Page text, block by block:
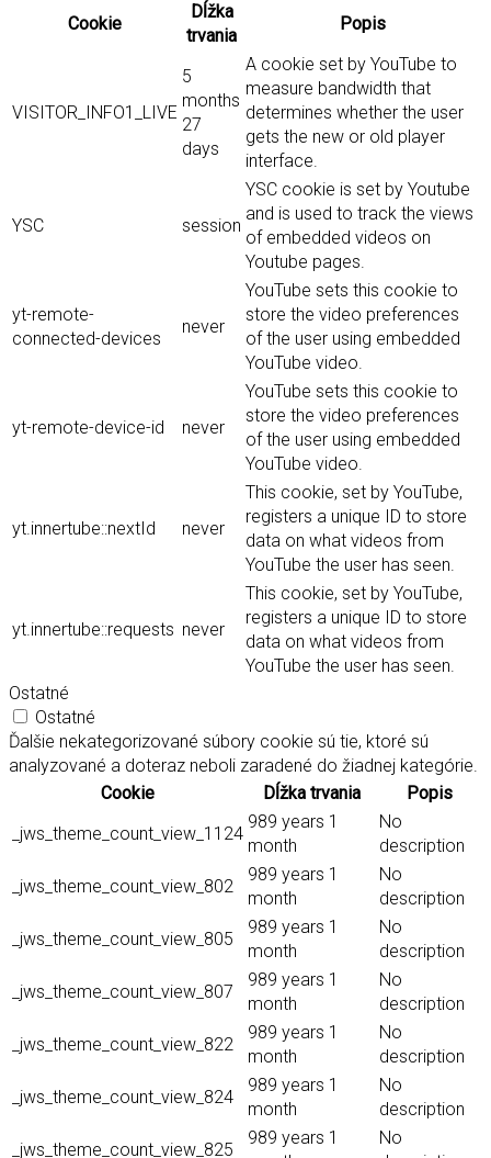
Cookie
Dĺžka
trvania
Popis
VISITOR_INFO1_LIVE
5
months
27
days
A cookie set by YouTube to
measure bandwidth that
determines whether the user
gets the new or old player
interface.
YSC session
YSC cookie is set by Youtube
and is used to track the views
of embedded videos on
Youtube pages.
yt-remote-
connected-devices
never
YouTube sets this cookie to
store the video preferences
of the user using embedded
YouTube video.
yt-remote-device-id never
YouTube sets this cookie to
store the video preferences
of the user using embedded
YouTube video.
yt.innertube::nextId never
This cookie, set by YouTube,
registers a unique ID to store
data on what videos from
YouTube the user has seen.
yt.innertube::requests never
This cookie, set by YouTube,
registers a unique ID to store
data on what videos from
YouTube the user has seen.
Ostatné
Ostatné
Ďalšie nekategorizované súbory cookie sú tie, ktoré sú
analyzované a doteraz neboli zaradené do žiadnej kategórie.
Cookie
Dĺžka trvania
Popis
_jws_theme_count_view_1124
989 years 1
month
No
description
_jws_theme_count_view_802
989 years 1
month
No
description
_jws_theme_count_view_805
989 years 1
month
No
description
_jws_theme_count_view_807
989 years 1
month
No
description
_jws_theme_count_view_822
989 years 1
month
No
description
_jws_theme_count_view_824
989 years 1
month
No
description
_jws_theme_count_view_825
989 years 1
No